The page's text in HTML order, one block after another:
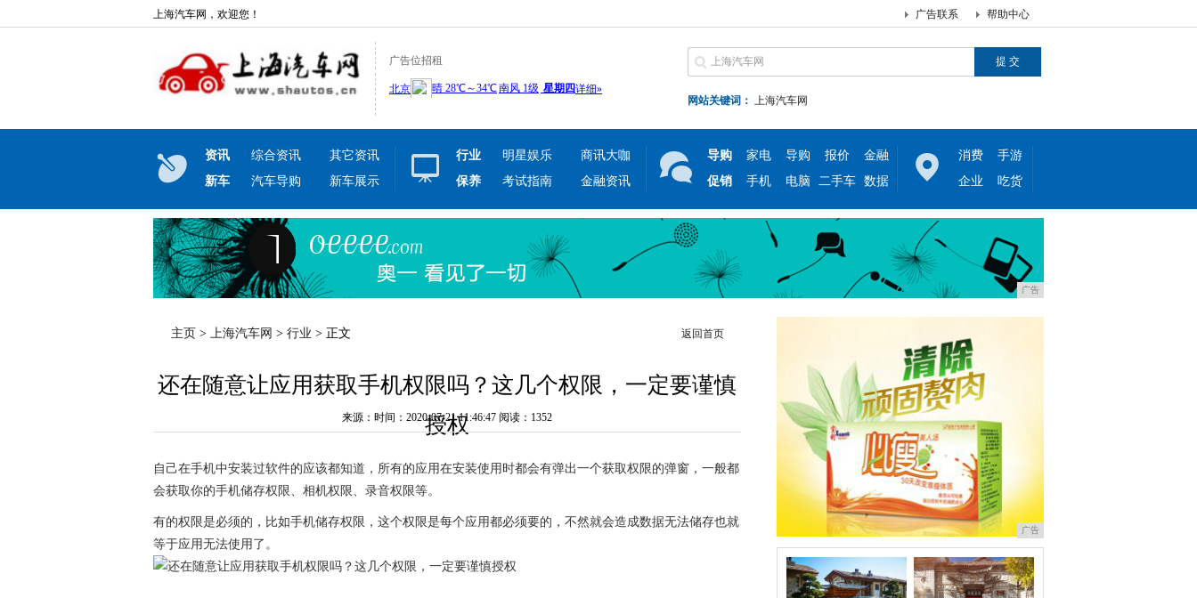
上海汽车网，欢迎您！ 帮助中心
广告联系
广告位招租
网站关键词： 上海汽车网
资讯 综合资讯
其它资讯
新车
汽车导购 新车展示
行业 明星娱乐
商讯大咖
保养
考试指南 金融资讯
导购 家电 导购 报价
金融
促销
手机 电脑 二手车 数据
消费
手游
企业
吃货
广告
主页 > 上海汽车网 > 行业 > 正文 返回首页
还在随意让应用获取手机权限吗？这几个权限，一定要谨慎
授权
来源：时间：2020-07-21 11:46:47 阅读：1352
自己在手机中安装过软件的应该都知道，所有的应用在安装使用时都会有弹出一个获取权限的弹窗，一般都
会获取你的手机储存权限、相机权限、录音权限等。
有的权限是必须的，比如手机储存权限，这个权限是每个应用都必须要的，不然就会造成数据无法储存也就
等于应用无法使用了。
广告